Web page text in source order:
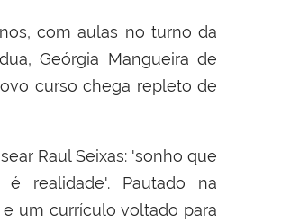
com aulas no turno da
Geórgia Mangueira de
curso chega repleto de
Raul Seixas: 'sonho que
realidade'. Pautado na
um currículo voltado para